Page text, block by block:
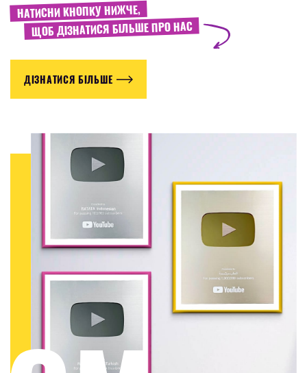
НАТИСНИ КНОПКУ НИЖЧЕ,
ЩОБ ДІЗНАТИСЯ БІЛЬШЕ ПРО НАС
ДІЗНАТИСЯ БІЛЬШЕ